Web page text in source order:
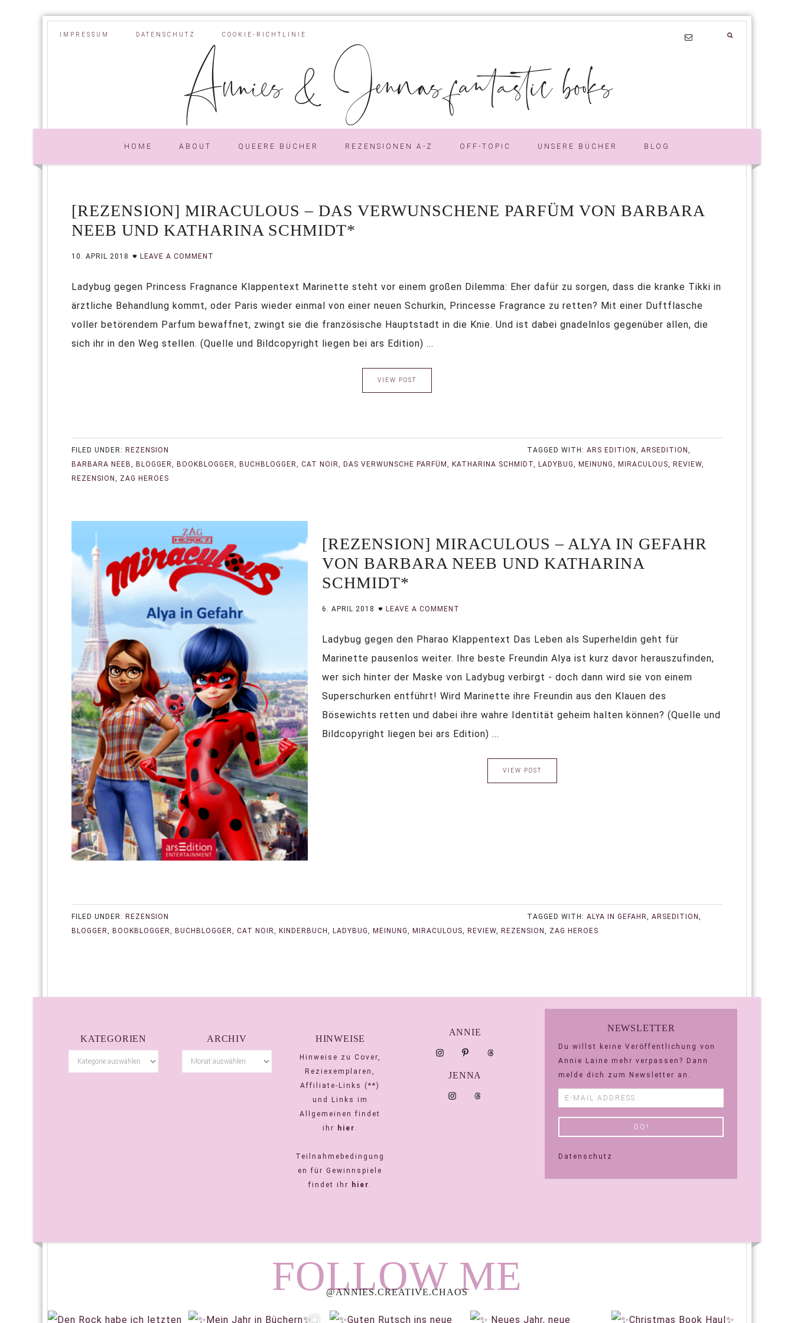
IMPRESSUM DATENSCHUTZ COOKIE-RICHTLINIE
Annies & Jennas fantastic books
HOME ABOUT QUEERE BÜCHER REZENSIONEN A-Z OFF-TOPIC UNSERE BÜCHER BLOG
[REZENSION] MIRACULOUS – DAS VERWUNSCHENE PARFÜM VON BARBARA
NEEB UND KATHARINA SCHMIDT*
10. APRIL 2018 LEAVE A COMMENT
Ladybug gegen Princess Fragnance Klappentext Marinette steht vor einem großen Dilemma: Eher dafür zu sorgen, dass die kranke Tikki in
ärztliche Behandlung kommt, oder Paris wieder einmal von einer neuen Schurkin, Princesse Fragrance zu retten? Mit einer Duftflasche
voller betörendem Parfum bewaffnet, zwingt sie die französische Hauptstadt in die Knie. Und ist dabei gnadelnlos gegenüber allen, die
sich ihr in den Weg stellen. (Quelle und Bildcopyright liegen bei ars Edition) ...
VIEW POST
FILED UNDER: REZENSION TAGGED WITH:ARS EDITION,ARSEDITION,
BARBARA NEEB, BLOGGER, BOOKBLOGGER, BUCHBLOGGER, CAT NOIR, DAS VERWUNSCHE PARFÜM , KATHARINA SCHMIDT, LADYBUG, MEINUNG, MIRACULOUS, REVIEW,
REZENSION , ZAG HEROES
[REZENSION] MIRACULOUS – ALYA IN GEFAHR
VON BARBARA NEEB UND KATHARINA
SCHMIDT*
6. APRIL 2018 LEAVE A COMMENT
Ladybug gegen den Pharao Klappentext Das Leben als Superheldin geht für
Marinette pausenlos weiter. Ihre beste Freundin Alya ist kurz davor herauszufinden,
wer sich hinter der Maske von Ladybug verbirgt - doch dann wird sie von einem
Superschurken entführt! Wird Marinette ihre Freundin aus den Klauen des
Bösewichts retten und dabei ihre wahre Identität geheim halten können? (Quelle und
Bildcopyright liegen bei ars Edition) ...
VIEW POST
FILED UNDER: REZENSION TAGGED WITH:ALYA IN GEFAHR,ARSEDITION,
BLOGGER, BOOKBLOGGER, BUCHBLOGGER, CAT NOIR, KINDERBUCH , LADYBUG, MEINUNG, MIRACULOUS, REVIEW, REZENSION , ZAG HEROES
KATEGORIEN ARCHIV HINWEISE
Hinweise zu Cover,
Reziexemplaren,
Affiliate-Links (**)
und Links im
Allgemeinen findet
ihr
hier .
Teilnahmebedingung
en für Gewinnspiele
findet ihr
hier .
ANNIE
JENNA
NEWSLETTER
Du willst keine Veröffentlichung von
Annie Laine mehr verpassen? Dann
melde dich zum Newsletter an.
Datenschutz
FOLLOW ME
@ANNIES.CREATIVE.CHAOS